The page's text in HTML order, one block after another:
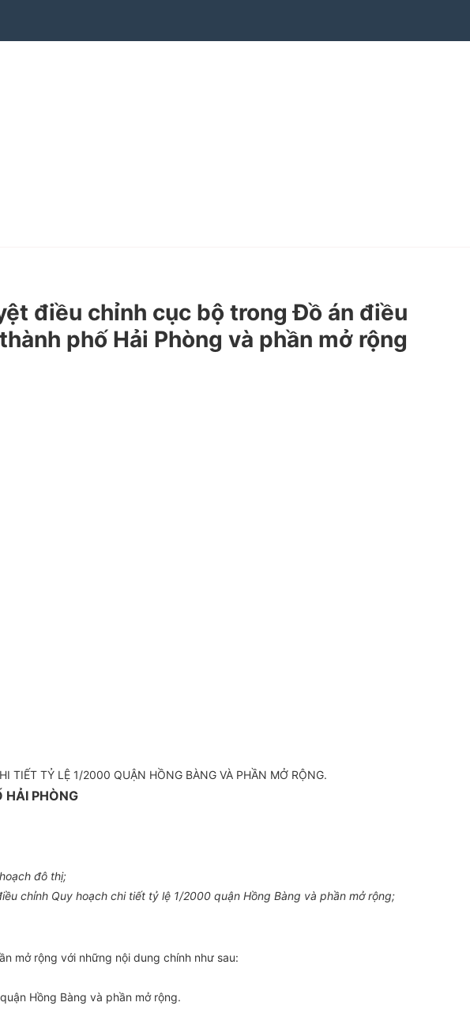
điều chỉnh cục bộ trong Đồ án điều
phố Hải Phòng và phần mở rộng
TIẾT TỶ LỆ 1/2000 QUẬN HỒNG BÀNG VÀ PHẦN MỞ RỘNG.
HẢI PHÒNG
đô thị;
chỉnh Quy hoạch chi tiết tỷ lệ 1/2000 quận Hồng Bàng và phần mở rộng;
mở rộng với những nội dung chính như sau:
Hồng Bàng và phần mở rộng.